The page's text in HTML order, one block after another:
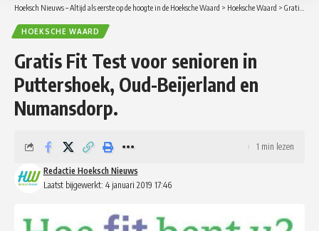
Hoeksch Nieuws – Altijd als eerste op de hoogte in de Hoeksche Waard > Hoeksche Waard > Gratis Fit Test voor senioren in Puttershoek, Oud-Beijerland en Numansdorp.
HOEKSCHE WAARD
Gratis Fit Test voor senioren in
Puttershoek, Oud-Beijerland en
Numansdorp.
Laatst bijgewerkt: 4 januari 2019 17:46
Redactie Hoeksch Nieuws
1 min lezen